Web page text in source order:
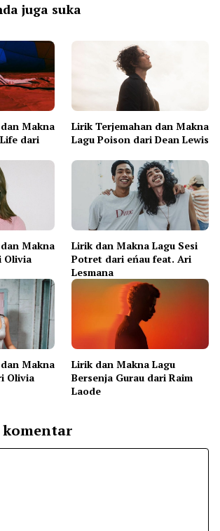
juga suka
Makna
dari
Lirik Terjemahan dan Makna
Lagu Poison dari Dean Lewis
Makna
Olivia
Lirik dan Makna Lagu Sesi
Potret dari eńau feat. Ari
Lesmana
Makna
Olivia
Lirik dan Makna Lagu
Bersenja Gurau dari Raim
Laode